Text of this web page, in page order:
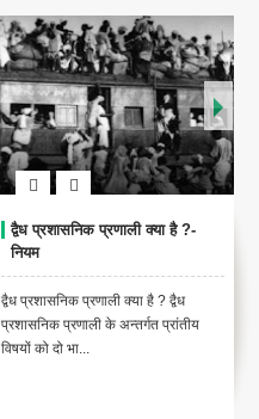
द्वैध प्रशासनिक प्रणाली क्या है ?-
नियम
द्वैध प्रशासनिक प्रणाली क्या है ? द्वैध
प्रशासनिक प्रणाली के अन्तर्गत प्रांतीय
विषयों को दो भा...